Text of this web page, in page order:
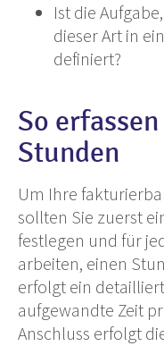
Ist die
dieser Art in
definiert?
So
Stunden
Um Ihre
sollten Sie zuerst
festlegen und für
arbeiten, einen
erfolgt ein
aufgewandte Zeit
Anschluss erfolgt